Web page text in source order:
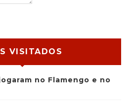
VISITADOS
no Flamengo e no